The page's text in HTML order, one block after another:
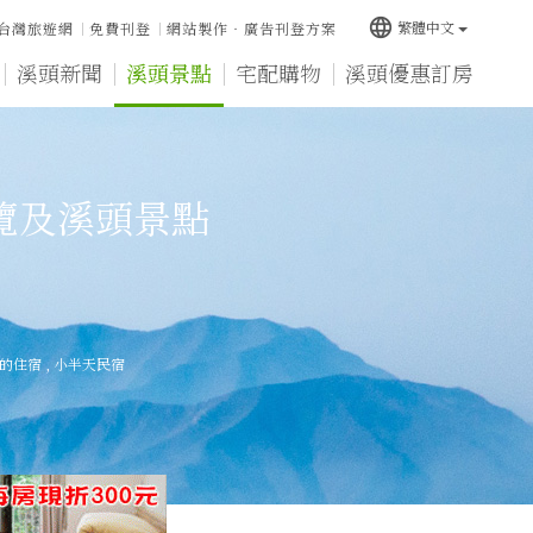
溪頭新聞 溪頭景點 宅配購物 溪頭優惠訂房
灣旅遊網 免費刊登 網站製作‧廣告刊登方案 language 繁體中文
及溪頭景點
住宿, 小半天民宿